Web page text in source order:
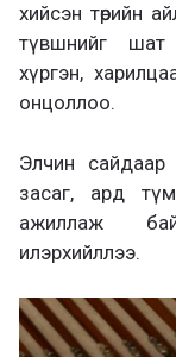
хийсэн төрийн
түвшнийг шат
хүргэн,
онцоллоо.
Элчин сайдаар
засаг, ард
ажиллаж
илэрхийллээ.